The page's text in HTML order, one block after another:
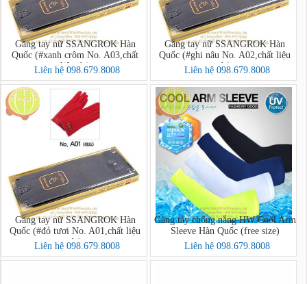
Găng tay nữ SSANGROK Hàn
Quốc (#xanh crôm No. A03,chất
liệu dạ)
Liên hệ 098.679.8008
Găng tay nữ SSANGROK Hàn
Quốc (#ghi nâu No. A02,chất liệu
dạ)
Liên hệ 098.679.8008
Găng tay nữ SSANGROK Hàn
Quốc (#đỏ tươi No. A01,chất liệu
dạ)
Liên hệ 098.679.8008
Găng tay chống nắng HW Cool Arm
Sleeve Hàn Quốc (free size)
Liên hệ 098.679.8008